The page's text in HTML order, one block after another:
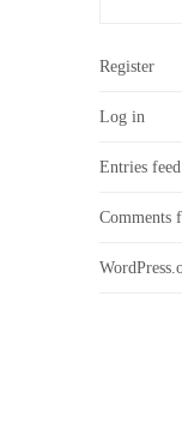
Register
Log in
Entries feed
Comments